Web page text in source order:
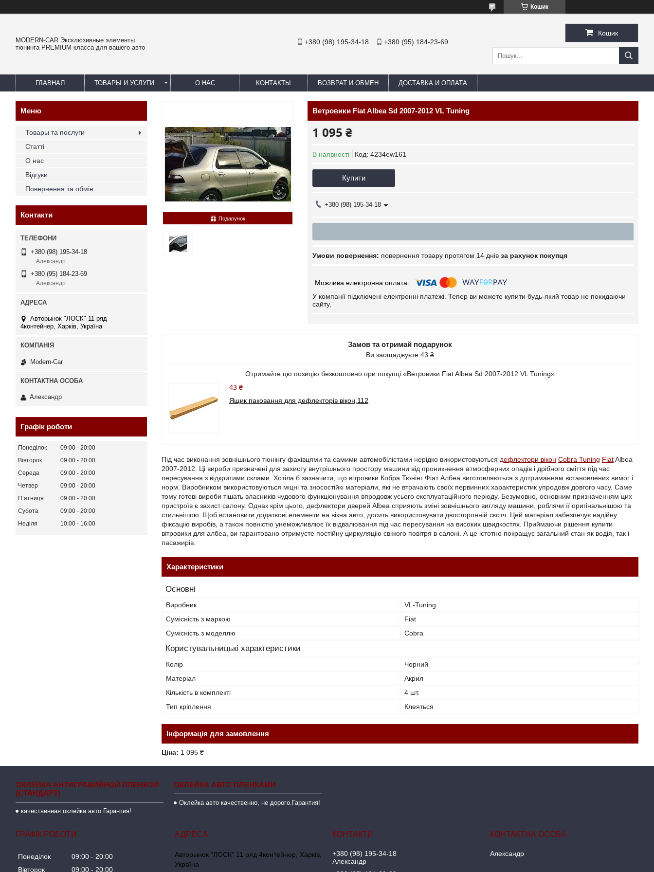
Кошик
MODERN-CAR Эксклюзивные элементы
тюнинга PREMIUM-класса для вашего авто
+380 (98) 195-34-18 +380 (95) 184-23-69
Кошик
ГЛАВНАЯ ТОВАРЫ И УСЛУГИ О НАС КОНТАКТЫ ВОЗВРАТ И ОБМЕН ДОСТАВКА И ОПЛАТА
Подарунок
Ветровики Fiat Albea Sd 2007-2012 VL Tuning
1 095 ₴
В наявності Код: 4234ew161
Купити
+380 (98) 195-34-18
повернення товару протягом 14 днів за рахунок покупця
У компанії підключені електронні платежі. Тепер ви можете купити будь-який товар не покидаючи
сайту.
Замов та отримай подарунок
Ви заощаджуєте 43 ₴
Отримайте цю позицію безкоштовно при покупці «Ветровики Fiat Albea Sd 2007-2012 VL Tuning»
43 ₴
Ящик паковання для дефлекторів вікон,112
Під час виконання зовнішнього тюнінгу фахівцями та самими автомобілістами нерідко використовуються дефлектори вікон Cobra Tuning FiatAlbea
2007-2012. Ці вироби призначені для захисту внутрішнього простору машини від проникнення атмосферних опадів і дрібного сміття під час
пересування з відкритими склами. Хотіла б зазначити, що вітровики Кобра Тюнінг Фіат Албеа виготовляються з дотриманням встановлених вимог і
норм. Виробником використовуються міцні та зносостійкі матеріали, які не втрачають своїх первинних характеристик упродовж довгого часу. Саме
тому готові вироби тішать власників чудового функціонування впродовж усього експлуатаційного періоду. Безумовно, основним призначенням цих
пристроїв є захист салону. Однак крім цього, дефлектори дверей Albea сприяють зміні зовнішнього вигляду машини, роблячи її оригінальнішою та
стильнішою. Щоб встановити додаткові елементи на вікна авто, досить використовувати двосторонній скотч. Цей матеріал забезпечує надійну
фіксацію виробів, а також повністю унеможливлює їх відвалювання під час пересування на високих швидкостях. Приймаючи рішення купити
вітровики для албеа, ви гарантовано отримуєте постійну циркуляцію свіжого повітря в салоні. А це істотно покращує загальний стан як водія, так і
пасажирів.
Характеристики
Основні
Виробник
VL-Tuning
Сумісність з маркою
Fiat
Сумісність з моделлю
Cobra
Користувальницькі характеристики
Колір
Чорний
Матеріал
Акрил
Кількість в комплекті
4 шт.
Тип кріплення
Клеяться
Інформація для замовлення
Ціна: 1 095 ₴
Товары та послуги
Статті
О нас
Відгуки
Повернення та обмін
Контакти
+380 (98) 195-34-18
Александр
+380 (95) 184-23-69
Александр
Авторынок "ЛОСК" 11 ряд
4контейнер, Харків, Україна
Modern-Car
Александр
Графік роботи
Понеділок 09:00
20:00
Вівторок
09:00
20:00
Середа
09:00
20:00
Четвер
09:00
20:00
Пʼятниця
09:00
20:00
Субота
09:00
20:00
Неділя
10:00 16:00
ОКЛЕЙКА АНТИГРАВИЙНОЙ ПЛЕНКОЙ
(СТАНДАРТ)
качественная оклейка авто Гарантия!
ОКЛЕЙКА АВТО ПЛЕНКАМИ
Оклейка авто качественно, не дорого.Гарантия!
ГРАФІК РОБОТИ
Понеділок 09:00
20:00
Вівторок
09:00 20:00
Авторынок "ЛОСК" 11 ряд 4контейнер, Харків,
Україна
+380 (98) 195-34-18
Александр
Александр